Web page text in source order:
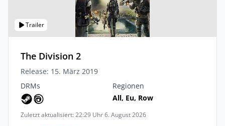
Trailer
The Division 2
Release: 15. März 2019
DRMs
Regionen
All, Eu, Row
Zuletzt aktualisiert: 22:29 Uhr 6. August 2026